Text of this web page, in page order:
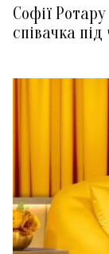
Софії
співачка під